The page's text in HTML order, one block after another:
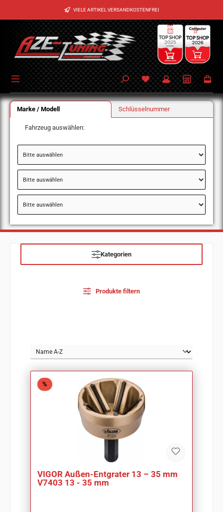
Zum Hauptinhalt springen VIELE ARTIKEL VERSANDKOSTENFREI
Marke / Modell Schlüsselnummer
Fahrzeug auswählen:
Kategorien
Produkte filtern
%Rabatt
VIGOR Außen-Entgrater 13 – 35 mm
V7403 13 - 35 mm